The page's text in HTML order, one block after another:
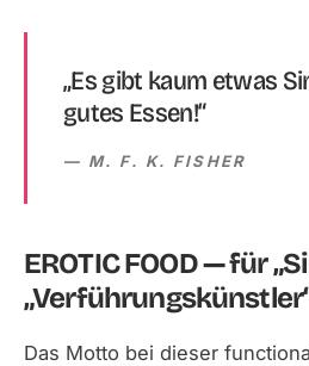
„Es gibt kaum etwas
gutes Essen!“
M. F. K. FISHER
EROTIC FOOD — für
Das Motto bei dieser